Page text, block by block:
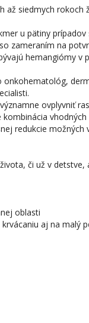
až siedmych rokoch
u pätiny
zameraním na
hemangiómy v
onkohematológ,
ovplyvniť
redukcie možných
či už v detstve,
oblasti
aj na malý